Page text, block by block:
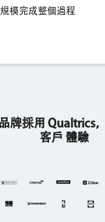
模完成整個過程
牌採用 Qualtrics
客戶 體驗